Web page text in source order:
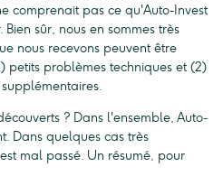
comprenait pas ce qu'Auto-Invest
sûr, nous en sommes très
nous recevons peuvent être
petits problèmes techniques et (2)
? Dans l'ensemble, Auto-
Dans quelques cas très
mal passé. Un résumé, pour